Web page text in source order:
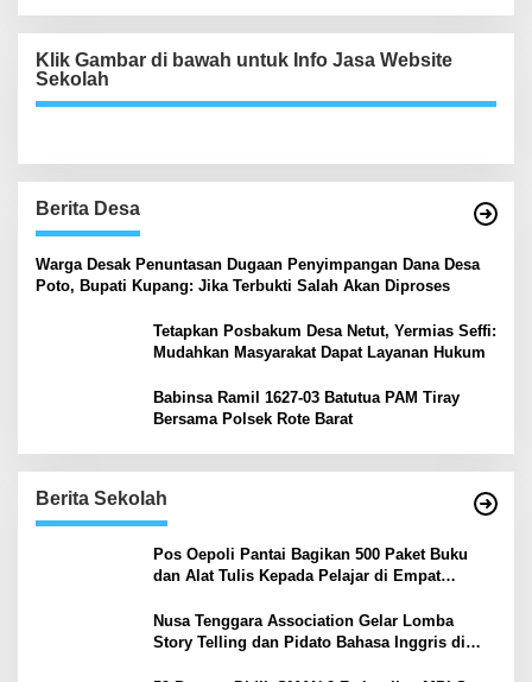
Klik Gambar di bawah untuk Info Jasa Website
Sekolah
Berita Desa
‎Warga Desak Penuntasan Dugaan Penyimpangan Dana Desa
Poto, Bupati Kupang: Jika Terbukti Salah Akan Diproses
Tetapkan Posbakum Desa Netut, Yermias Seffi:
Mudahkan Masyarakat Dapat Layanan Hukum
Babinsa Ramil 1627-03 Batutua PAM Tiray
Bersama Polsek Rote Barat
Berita Sekolah
Pos Oepoli Pantai Bagikan 500 Paket Buku
dan Alat Tulis Kepada Pelajar di Empat
Nusa Tenggara Association Gelar Lomba
Story Telling dan Pidato Bahasa Inggris di